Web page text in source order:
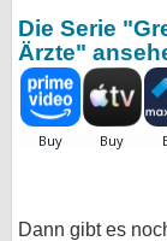
Die Serie
Ärzte"
Dann gibt es